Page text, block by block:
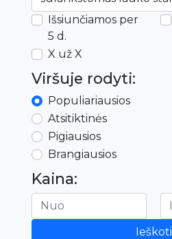
Išsiunčiamos per
5 d.
X už X
Viršuje rodyti:
Populiariausios
Atsitiktinės
Pigiausios
Brangiausios
Kaina:
Ieškoti